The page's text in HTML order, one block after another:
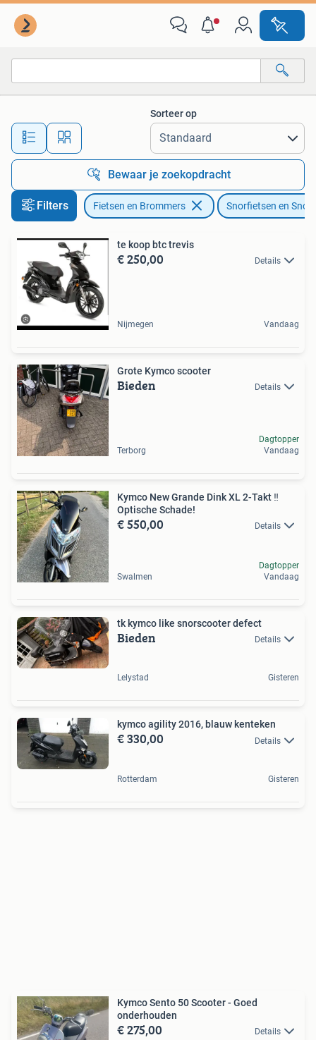
Alle afstanden…
Sorteer op
Bewaar je zoekopdracht
Filters Fietsen en Brommers Snorfietsen en
te koop btc trevis
€ 250,00 Details
Nijmegen Vandaag
Grote Kymco scooter
Bieden Details
Terborg
Dagtopper
Vandaag
Kymco New Grande Dink XL 2-Takt ‼️
Optische Schade!
€ 550,00 Details
Swalmen
Dagtopper
Vandaag
tk kymco like snorscooter defect
Bieden Details
Lelystad Gisteren
kymco agility 2016, blauw kenteken
€ 330,00 Details
Rotterdam Gisteren
Kymco Sento 50 Scooter - Goed
onderhouden
€ 275,00 Details